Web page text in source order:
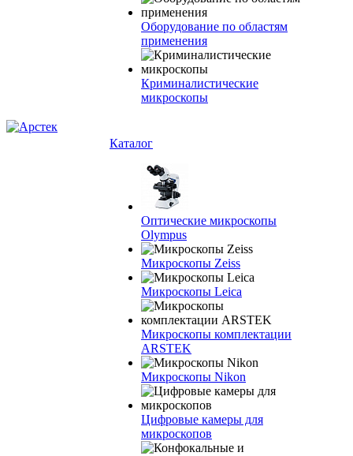
Оборудование по областям
применения
Криминалистические
микроскопы
Каталог
Оптические микроскопы
Olympus
Микроскопы Zeiss
Микроскопы Leica
Микроскопы комплектации
ARSTEK
Микроскопы Nikon
Цифровые камеры для
микроскопов